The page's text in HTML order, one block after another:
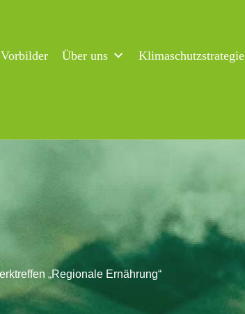
Vorbilder Über uns Klimaschutzstrategie
„Regionale Ernährung“